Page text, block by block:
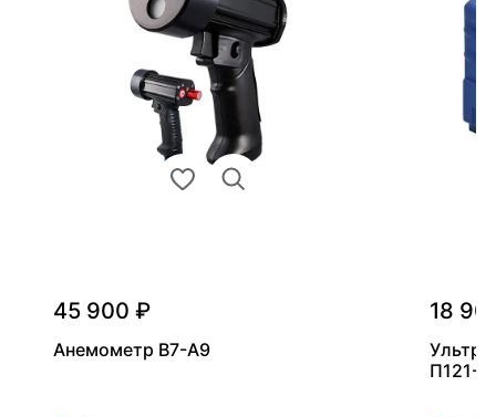
45 900 ₽
Анемометр В7-А9
18
П121-